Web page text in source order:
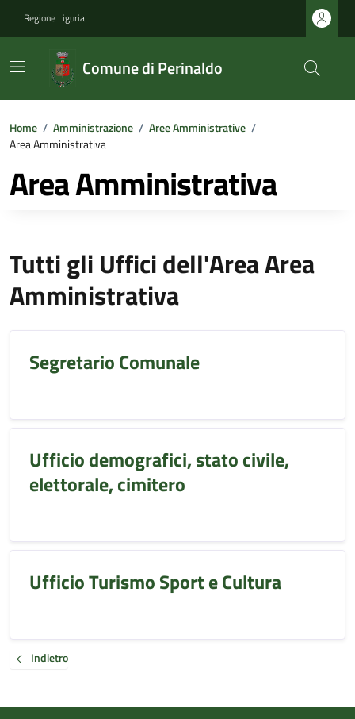
Regione Liguria
Comune di Perinaldo
Home / Amministrazione / Aree Amministrative /
Area Amministrativa
Area Amministrativa
Tutti gli Uffici dell'Area Area
Amministrativa
Segretario Comunale
Ufficio demografici, stato civile,
elettorale, cimitero
Ufficio Turismo Sport e Cultura
Indietro